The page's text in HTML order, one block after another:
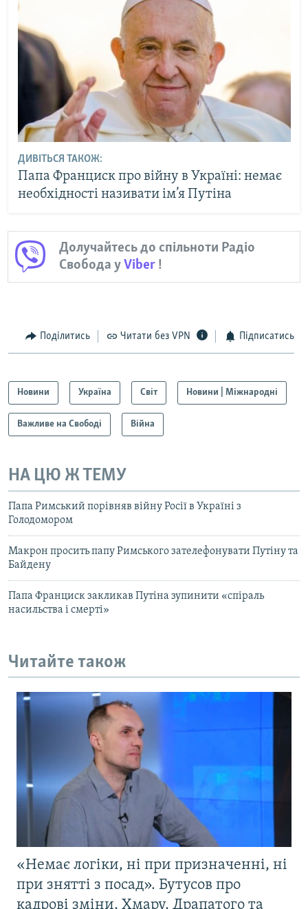
ДИВІТЬСЯ ТАКОЖ:
Папа Франциск про війну в Україні: немає
необхідності називати ім’я Путіна
Долучайтесь до спільноти Радіо
Свобода уViber !
Поділитись Читати без VPN Підписатись
Новини Україна Світ Новини | Міжнародні
Важливе на Свободі Війна
НА ЦЮ Ж ТЕМУ
Папа Римський порівняв війну Росії в Україні з
Голодомором
Макрон просить папу Римського зателефонувати Путіну та
Байдену
Папа Франциск закликав Путіна зупинити «спіраль
насильства і смерті»
Читайте також
«Немає логіки, ні при призначенні, ні
при знятті з посад». Бутусов про
кадрові зміни, Хмару, Драпатого та